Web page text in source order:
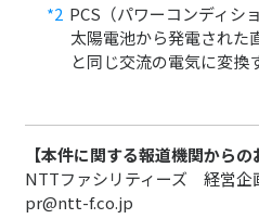
*2 PCS（パワーコンディショ
太陽電池から発電された
と同じ交流の電気に変換
【本件に関する報道機関からの
NTTファシリティーズ 経営企
pr@ntt-f.co.jp